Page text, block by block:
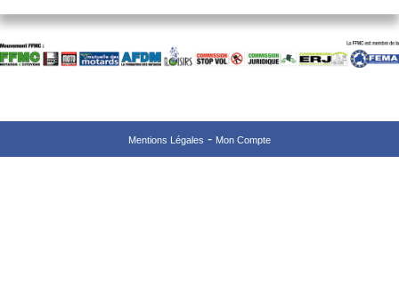
Mentions Légales Mon Compte